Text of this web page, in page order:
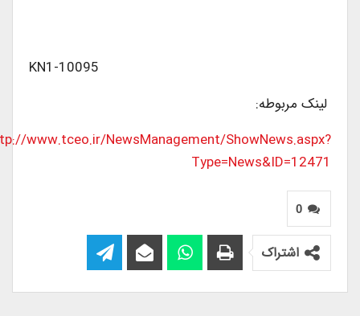
KN1-10095
لینک مربوطه:
www.tceo.ir/NewsManagement/ShowNews.aspx?
Type=News&ID=12471
0
اشتراک